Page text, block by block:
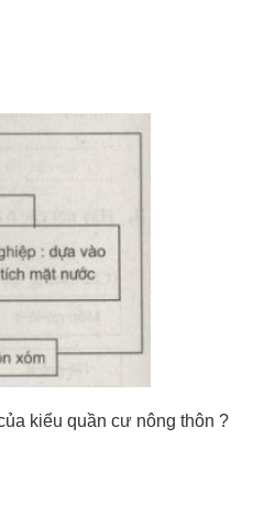
kiểu quần cư nông thôn ?